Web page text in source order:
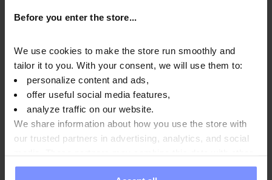
Before you enter the store...
We use cookies to make the store run smoothly and
tailor it to you. With your consent, we will use them to:
personalize content and ads,
offer useful social media features,
analyze traffic on our website.
We share information about how you use the store with
our trusted partners in advertising, analytics, and social
information you have provided to them or that they have
Informazioni nutrizionali
Parametri
Produttore:
Domande e risposte